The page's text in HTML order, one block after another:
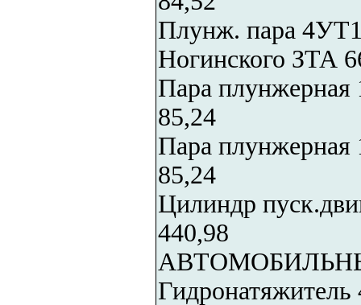
Плунж. пара
Ногинского ЗТА
Пара
85,24
Пара
85,24
Цилиндр
440,98